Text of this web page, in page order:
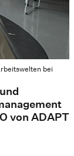
bei
von ADAPT